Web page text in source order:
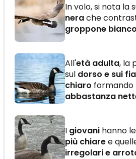
In volo, si nota la
nerache
groppone bianco
All'età adulta, la
sul dorso e sui
chiaro formando
abbastanza
I giovani hanno
più chiaree
irregolari e